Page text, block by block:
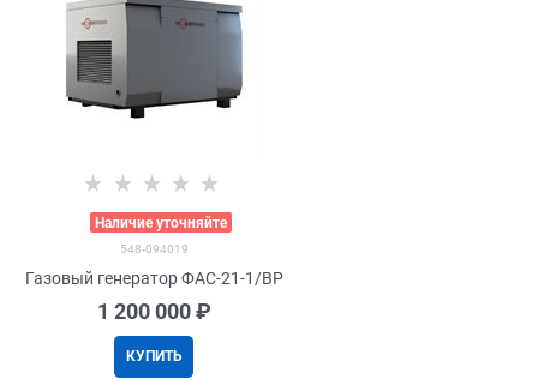
Наличие уточняйте
548-094019
Газовый генератор ФАС-21-1/ВР
1 200 000 ₽
КУПИТЬ